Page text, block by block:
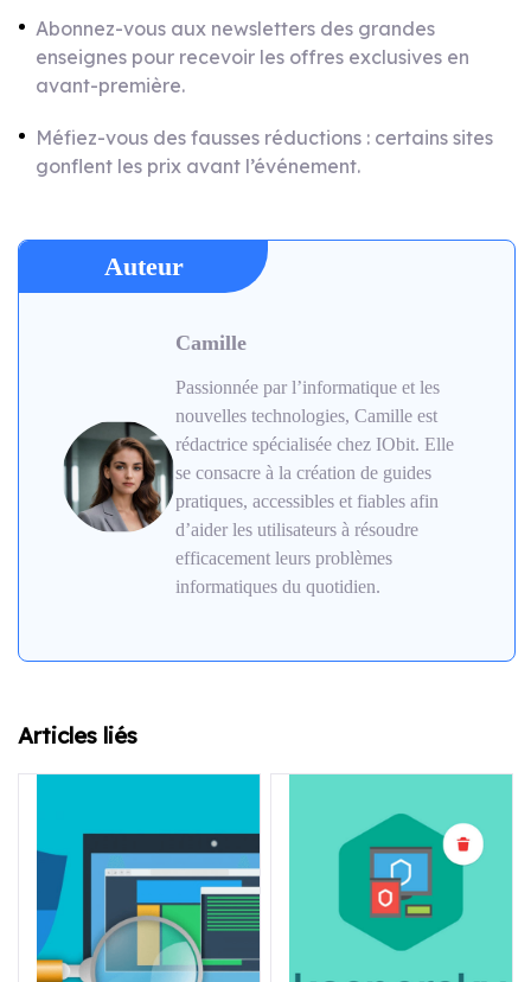
Abonnez-vous aux newsletters des grandes
enseignes pour recevoir les offres exclusives en
avant-première.
Méfiez-vous des fausses réductions : certains sites
gonflent les prix avant l’événement.
Auteur
Camille
Passionnée par l’informatique et les
nouvelles technologies, Camille est
rédactrice spécialisée chez IObit. Elle
se consacre à la création de guides
pratiques, accessibles et fiables afin
d’aider les utilisateurs à résoudre
efficacement leurs problèmes
informatiques du quotidien.
Articles liés